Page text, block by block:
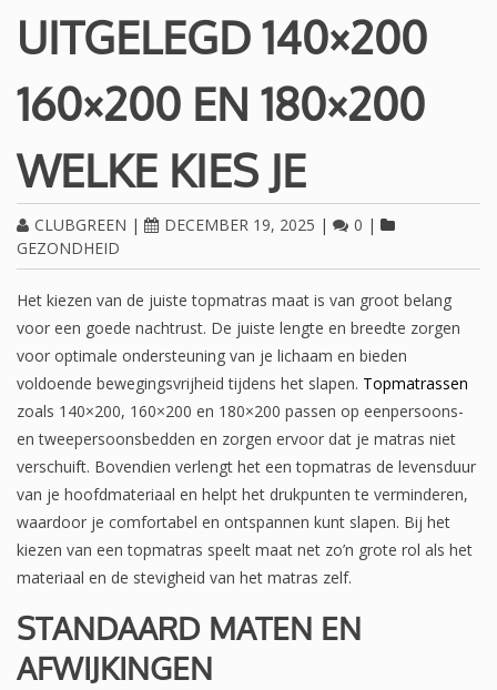
UITGELEGD 140×200
160×200 EN 180×200
WELKE KIES JE
CLUBGREEN | DECEMBER 19, 2025 | 0 |
GEZONDHEID
Het kiezen van de juiste topmatras maat is van groot belang
voor een goede nachtrust. De juiste lengte en breedte zorgen
voor optimale ondersteuning van je lichaam en bieden
voldoende bewegingsvrijheid tijdens het slapen. Topmatrassen
zoals 140×200, 160×200 en 180×200 passen op eenpersoons-
en tweepersoonsbedden en zorgen ervoor dat je matras niet
verschuift. Bovendien verlengt het een topmatras de levensduur
van je hoofdmateriaal en helpt het drukpunten te verminderen,
waardoor je comfortabel en ontspannen kunt slapen. Bij het
kiezen van een topmatras speelt maat net zo’n grote rol als het
materiaal en de stevigheid van het matras zelf.
STANDAARD MATEN EN
AFWIJKINGEN